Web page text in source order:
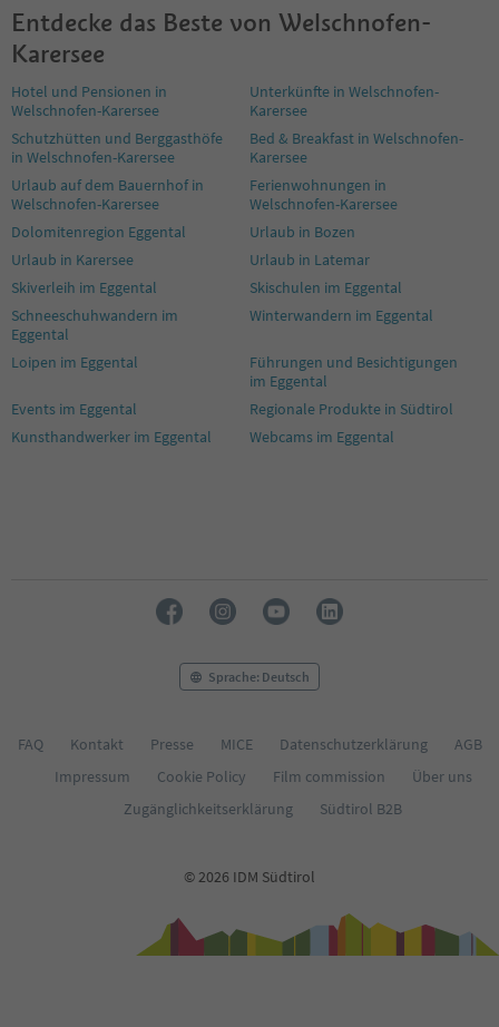
Entdecke das Beste von Welschnofen-
Karersee
Hotel und Pensionen in
Welschnofen-Karersee
Unterkünfte in Welschnofen-
Karersee
Schutzhütten und Berggasthöfe
in Welschnofen-Karersee
Bed & Breakfast in Welschnofen-
Karersee
Urlaub auf dem Bauernhof in
Welschnofen-Karersee
Ferienwohnungen in
Welschnofen-Karersee
Dolomitenregion Eggental
Urlaub in Bozen
Urlaub in Karersee
Urlaub in Latemar
Skiverleih im Eggental
Skischulen im Eggental
Schneeschuhwandern im
Eggental
Winterwandern im Eggental
Loipen im Eggental
Führungen und Besichtigungen
im Eggental
Events im Eggental
Regionale Produkte in Südtirol
Kunsthandwerker im Eggental
Webcams im Eggental
Sprache: Deutsch
FAQ Kontakt Presse MICE Datenschutzerklärung
AGB
Impressum
Cookie Policy Film commission
Über uns
Zugänglichkeitserklärung
Südtirol B2B
© 2026 IDM Südtirol